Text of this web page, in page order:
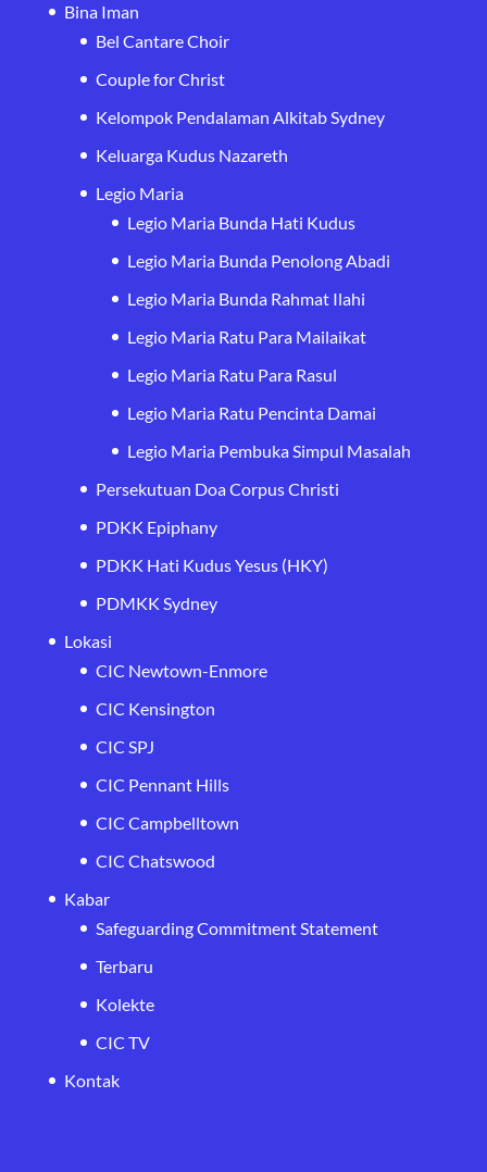
Bina Iman
Bel Cantare Choir
Couple for Christ
Kelompok Pendalaman Alkitab Sydney
Keluarga Kudus Nazareth
Legio Maria
Legio Maria Bunda Hati Kudus
Legio Maria Bunda Penolong Abadi
Legio Maria Bunda Rahmat Ilahi
Legio Maria Ratu Para Mailaikat
Legio Maria Ratu Para Rasul
Legio Maria Ratu Pencinta Damai
Legio Maria Pembuka Simpul Masalah
Persekutuan Doa Corpus Christi
PDKK Epiphany
PDKK Hati Kudus Yesus (HKY)
PDMKK Sydney
Lokasi
CIC Newtown-Enmore
CIC Kensington
CIC SPJ
CIC Pennant Hills
CIC Campbelltown
CIC Chatswood
Kabar
Safeguarding Commitment Statement
Terbaru
Kolekte
CIC TV
Kontak